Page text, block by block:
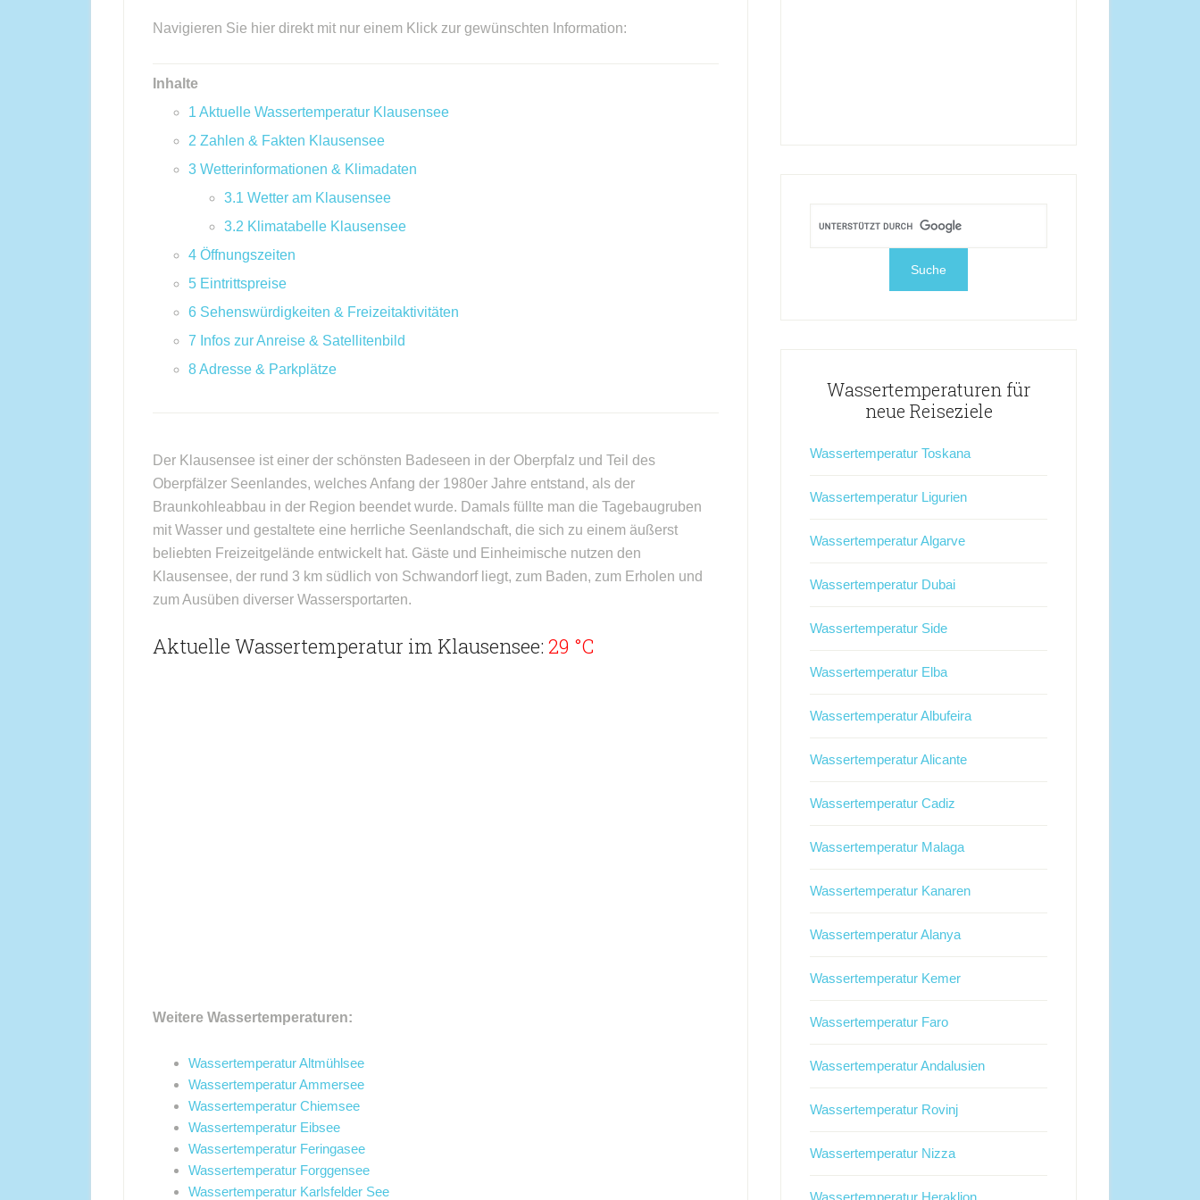
Navigieren Sie hier direkt mit nur einem Klick zur gewünschten Information:
Inhalte
1 Aktuelle Wassertemperatur Klausensee
2 Zahlen & Fakten Klausensee
3 Wetterinformationen & Klimadaten
3.1 Wetter am Klausensee
3.2 Klimatabelle Klausensee
4 Öffnungszeiten
5 Eintrittspreise
6 Sehenswürdigkeiten & Freizeitaktivitäten
7 Infos zur Anreise & Satellitenbild
8Adresse & Parkplätze
Der Klausensee ist einer der schönsten Badeseen in der Oberpfalz und Teil des
Oberpfälzer Seenlandes, welches Anfang der 1980er Jahre entstand, als der
Braunkohleabbau in der Region beendet wurde. Damals füllte man die Tagebaugruben
mit Wasser und gestaltete eine herrliche Seenlandschaft, die sich zu einem äußerst
beliebten Freizeitgelände entwickelt hat. Gäste und Einheimische nutzen den
Klausensee, der rund 3 km südlich von Schwandorf liegt, zum Baden, zum Erholen und
zum Ausüben diverser Wassersportarten.
Aktuelle Wassertemperatur im Klausensee: 29 °C
Weitere Wassertemperaturen:
Wassertemperatur Altmühlsee
Wassertemperatur Ammersee
Wassertemperatur Chiemsee
Wassertemperatur Eibsee
Wassertemperatur Feringasee
Wassertemperatur Forggensee
Wassertemperatur Karlsfelder See
Wassertemperaturen für
neue Reiseziele
Wassertemperatur Toskana
Wassertemperatur Ligurien
Wassertemperatur Algarve
Wassertemperatur Dubai
Wassertemperatur Side
Wassertemperatur Elba
Wassertemperatur Albufeira
Wassertemperatur Alicante
Wassertemperatur Cadiz
Wassertemperatur Malaga
Wassertemperatur Kanaren
Wassertemperatur Alanya
Wassertemperatur Kemer
Wassertemperatur Faro
Wassertemperatur Andalusien
Wassertemperatur Rovinj
Wassertemperatur Nizza
Wassertemperatur Heraklion